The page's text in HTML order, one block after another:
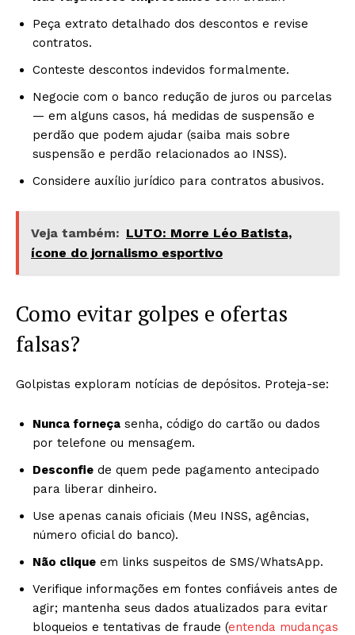
Peça extrato detalhado dos descontos e revise
contratos.
Conteste descontos indevidos formalmente.
Negocie com o banco redução de juros ou parcelas
— em alguns casos, há medidas de suspensão e
perdão que podem ajudar (saiba mais sobre
suspensão e perdão relacionados ao INSS).
Considere auxílio jurídico para contratos abusivos.
Veja também: LUTO: Morre Léo Batista,
ícone do jornalismo esportivo
Como evitar golpes e ofertas
falsas?
Golpistas exploram notícias de depósitos. Proteja-se:
Nunca forneça senha, código do cartão ou dados
por telefone ou mensagem.
Desconfie de quem pede pagamento antecipado
para liberar dinheiro.
Use apenas canais oficiais (Meu INSS, agências,
número oficial do banco).
Não clique em links suspeitos de SMS/WhatsApp.
Verifique informações em fontes confiáveis antes de
agir; mantenha seus dados atualizados para evitar
bloqueios e tentativas de fraude (entenda mudanças